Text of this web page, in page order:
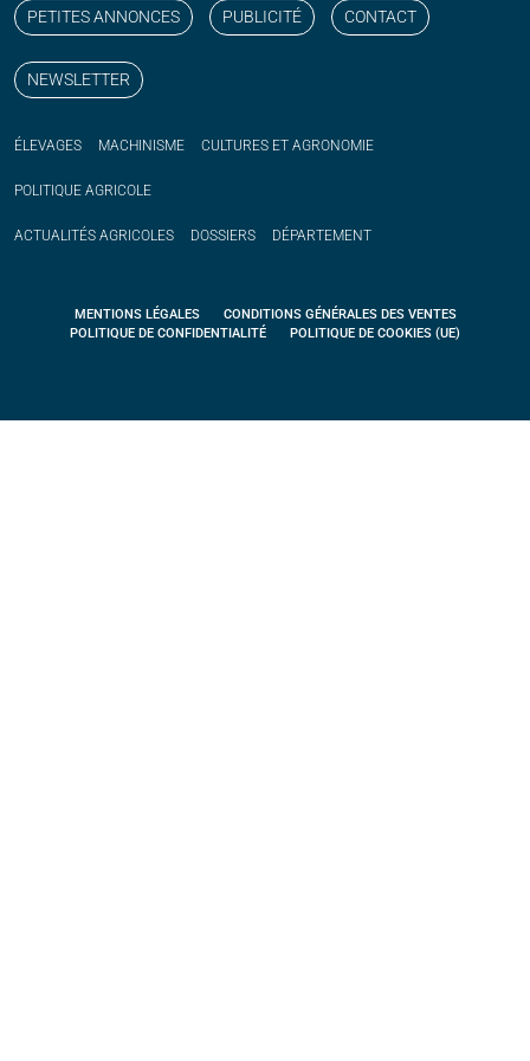
PETITES ANNONCES PUBLICITÉ CONTACT
NEWSLETTER
ÉLEVAGES MACHINISME CULTURES ET AGRONOMIE
POLITIQUE AGRICOLE
ACTUALITÉS AGRICOLES DOSSIERS DÉPARTEMENT
MENTIONS LÉGALES
CONDITIONS GÉNÉRALES DES VENTES
POLITIQUE DE CONFIDENTIALITÉ
POLITIQUE DE COOKIES (UE)